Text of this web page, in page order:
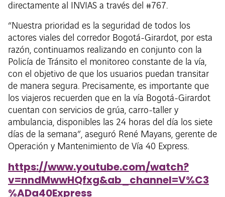
directamente al INVIAS a través del #767.
“Nuestra prioridad es la seguridad de todos los
actores viales del corredor Bogotá-Girardot, por esta
razón, continuamos realizando en conjunto con la
Policía de Tránsito el monitoreo constante de la vía,
con el objetivo de que los usuarios puedan transitar
de manera segura. Precisamente, es importante que
los viajeros recuerden que en la vía Bogotá-Girardot
cuentan con servicios de grúa, carro-taller y
ambulancia, disponibles las 24 horas del día los siete
días de la semana”, aseguró René Mayans, gerente de
Operación y Mantenimiento de Vía 40 Express.
https://www.youtube.com/watch?
v=nndMwwHQfxg&ab_channel=V%C3
%ADa40Express